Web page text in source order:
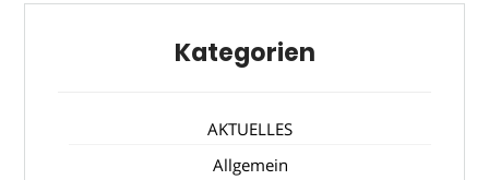
Kategorien
AKTUELLES
Allgemein